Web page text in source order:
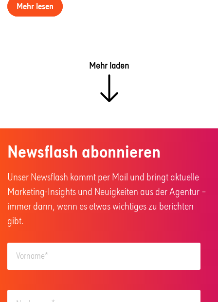
Mehr lesen
Mehr laden
Newsflash abonnieren
Unser Newsflash kommt per Mail und bringt aktuelle
Marketing-Insights und Neuigkeiten aus der Agentur –
immer dann, wenn es etwas wichtiges zu berichten
gibt.